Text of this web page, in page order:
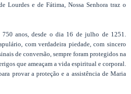
Lourdes e de Fátima, Nossa Senhora traz o
750 anos, desde o dia 16 de julho de 1251.
com verdadeira piedade, com sincero
de conversão, sempre foram protegidos na
que ameaçam a vida espiritual e corporal.
provar a proteção e a assistência de Maria